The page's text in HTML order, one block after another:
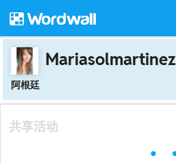
Mariasolmartinez
阿根廷
共享活动